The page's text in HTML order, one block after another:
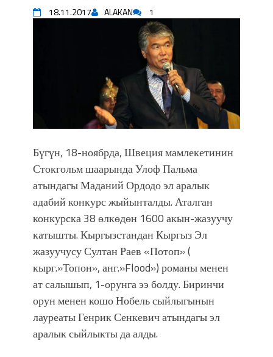
Садыр ЖАПАРОВ: “Айтматовдой
адабият алпы чыгыш үчүн, улуу көч
уланышы үчүн журнал сөзсүз керек!”
“Китепкана түнγ-2026”: Психолог
Мээрим Мураталиева менен
жолугушууга келиңиз! (Дарек. Видео)
Латын арибиндеги “Чабуул”... “Ала-
Тоо” журналынын тарыхы жана
“КАРА КЕМПИР”: ҮМҮТТҮН
ТҮБӨЛҮК СИМВОЛУ
Кыргызстандагы эң ири музыкалуу
фонтанды көрүү үчүн Royal Central
Park'ка 30 миң адам чогулду
Фестиваль Symphony of Water & Light
собрал более 20 тысяч гостей
Жыргалбек КАСАБОЛОТОВ:
“Уңгужол” темадагы тегерек столго
атка минерлер дагы катышса жакшы
18.11.2017 ALAKAN 1
Бүгүн, 18-ноябрда, Швеция мамлекетинин
Стокгольм шаарында Улоф Пальма
атындагы Маданий Ордодо эл аралык
адабий конкурс жыйынталды. Аталган
конкурска 38 өлкөдөн 1600 акын-жазуучу
катышты. Кыргызстандан Кыргыз Эл
жазуучусу Султан Раев «Потоп» (
кырг.»Топон», анг.»Flood») романы менен
ат салышып, 1-орунга ээ болду. Биринчи
орун менен кошо Нобель сыйлыгынын
лауреаты Генрик Сенкевич атындагы эл
аралык сыйлыкты да алды.